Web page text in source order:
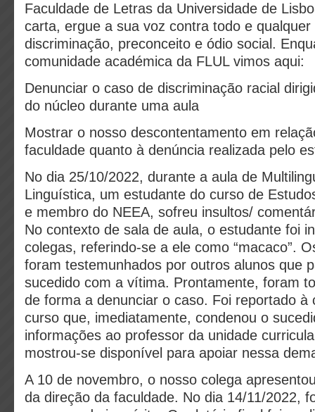
Faculdade de Letras da Universidade de
carta, ergue a sua voz contra todo e qualquer
discriminação, preconceito e ódio social.
comunidade académica da FLUL vimos aqui:
Denunciar o caso de discriminação racial
do núcleo durante uma aula
Mostrar o nosso descontentamento em
faculdade quanto à denúncia realizada pelo
No dia 25/10/2022, durante a aula de
Linguística, um estudante do curso de
e membro do NEEA, sofreu insultos/
No contexto de sala de aula, o estudante foi
colegas, referindo-se a ele como “macaco”.
foram testemunhados por outros alunos que
sucedido com a vítima. Prontamente, foram
de forma a denunciar o caso. Foi reportado à
curso que, imediatamente, condenou o
informações ao professor da unidade
mostrou-se disponível para apoiar nessa
A 10 de novembro, o nosso colega
da direção da faculdade. No dia 14/11/2022,